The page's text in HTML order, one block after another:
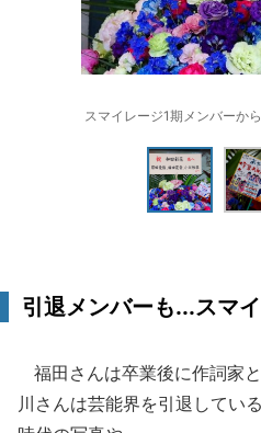
スマイレージ1期メンバーか
引退メンバーも...スマ
福田さんは卒業後に作詞家
川さんは芸能界を引退してい